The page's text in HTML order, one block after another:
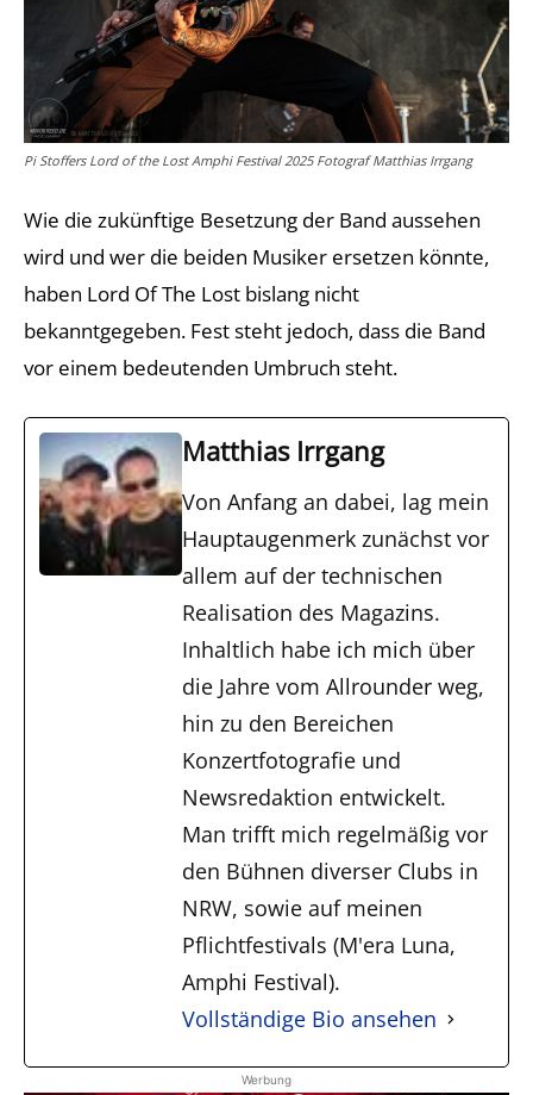
Pi Stoffers Lord of the Lost Amphi Festival 2025 Fotograf Matthias Irrgang
Wie die zukünftige Besetzung der Band aussehen
wird und wer die beiden Musiker ersetzen könnte,
haben Lord Of The Lost bislang nicht
bekanntgegeben. Fest steht jedoch, dass die Band
vor einem bedeutenden Umbruch steht.
Matthias Irrgang
Von Anfang an dabei, lag mein
Hauptaugenmerk zunächst vor
allem auf der technischen
Realisation des Magazins.
Inhaltlich habe ich mich über
die Jahre vom Allrounder weg,
hin zu den Bereichen
Konzertfotografie und
Newsredaktion entwickelt.
Man trifft mich regelmäßig vor
den Bühnen diverser Clubs in
NRW, sowie auf meinen
Pflichtfestivals (M'era Luna,
Amphi Festival).
Vollständige Bio ansehen
Werbung